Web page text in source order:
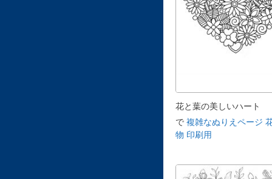
花と葉の美しいハート
で 複雑なぬりえページ
物 印刷用